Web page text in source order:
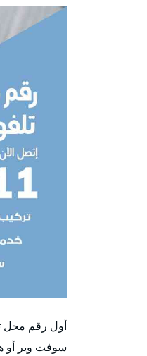
أول رقم محل
سوفت وير أو